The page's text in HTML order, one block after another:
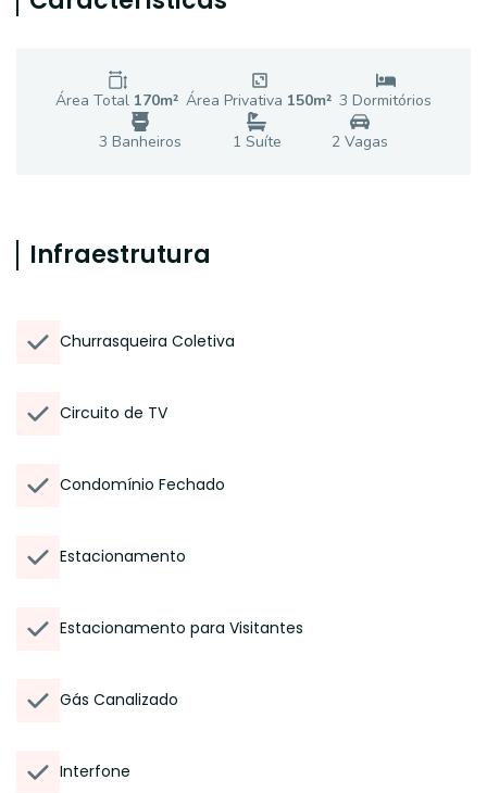
Área Total 170m² Área Privativa 150m² 3 Dormitórios
3 Banheiros 1 Suíte 2Vagas
Infraestrutura
Churrasqueira Coletiva
Circuito de TV
Condomínio Fechado
Estacionamento
Estacionamento para Visitantes
Gás Canalizado
Interfone